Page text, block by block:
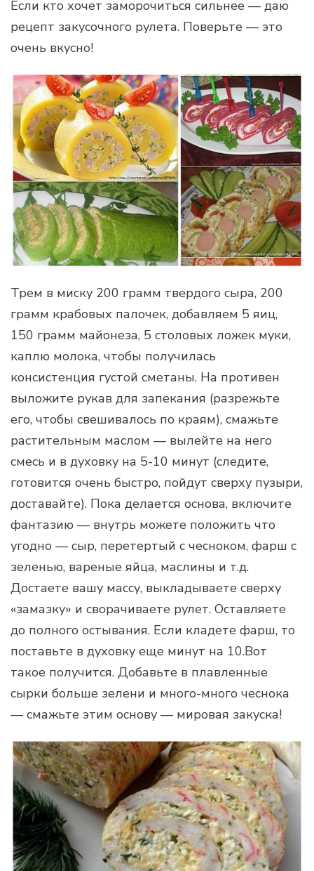
Если кто хочет заморочиться сильнее — даю
рецепт закусочного рулета. Поверьте — это
очень вкусно!
Трем в миску 200 грамм твердого сыра, 200
грамм крабовых палочек, добавляем 5 яиц,
150 грамм майонеза, 5 столовых ложек муки,
каплю молока, чтобы получилась
консистенция густой сметаны. На противен
выложите рукав для запекания (разрежьте
его, чтобы свешивалось по краям), смажьте
растительным маслом — вылейте на него
смесь и в духовку на 5-10 минут (следите,
готовится очень быстро, пойдут сверху пузыри,
доставайте). Пока делается основа, включите
фантазию — внутрь можете положить что
угодно — сыр, перетертый с чесноком, фарш с
зеленью, вареные яйца, маслины и т.д.
Достаете вашу массу, выкладываете сверху
«замазку» и сворачиваете рулет. Оставляете
до полного остывания. Если кладете фарш, то
поставьте в духовку еще минут на 10.Вот
такое получится. Добавьте в плавленные
сырки больше зелени и много-много чеснока
— смажьте этим основу — мировая закуска!